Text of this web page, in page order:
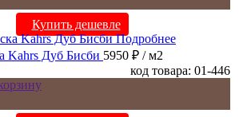
Купить дешевле
Подробнее
Kahrs Дуб Бисби 5950 ₽ / м2
код товара: 01-446